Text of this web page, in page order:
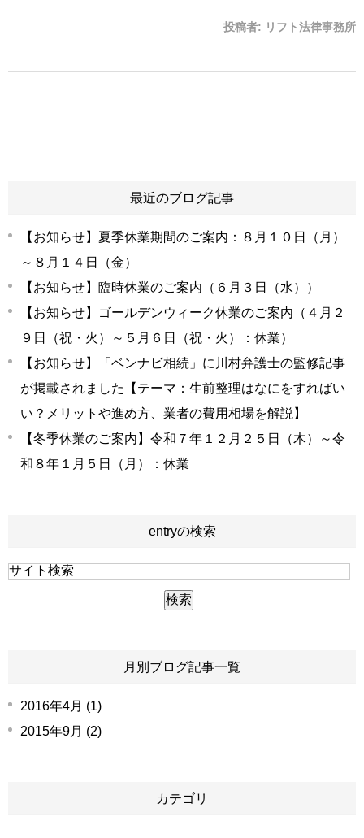
投稿者: リフト法律事務所
最近のブログ記事
【お知らせ】夏季休業期間のご案内：８月１０日（月）
～８月１４日（金）
【お知らせ】臨時休業のご案内（６月３日（水））
【お知らせ】ゴールデンウィーク休業のご案内（４月２
９日（祝・火）～５月６日（祝・火）：休業）
【お知らせ】「ベンナビ相続」に川村弁護士の監修記事
が掲載されました【テーマ：生前整理はなにをすればい
い？メリットや進め方、業者の費用相場を解説】
【冬季休業のご案内】令和７年１２月２５日（木）～令
和８年１月５日（月）：休業
entryの検索
月別ブログ記事一覧
2016年4月 (1)
2015年9月 (2)
カテゴリ